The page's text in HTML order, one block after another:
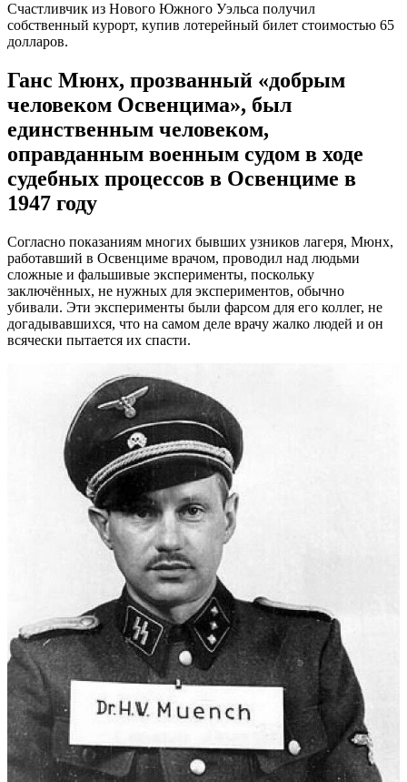
Счастливчик из Нового Южного Уэльса получил
собственный курорт, купив лотерейный билет стоимостью 65
долларов.
Ганс Мюнх, прозванный «добрым
человеком Освенцима», был
единственным человеком,
оправданным военным судом в ходе
судебных процессов в Освенциме в
1947 году
Согласно показаниям многих бывших узников лагеря, Мюнх,
работавший в Освенциме врачом, проводил над людьми
сложные и фальшивые эксперименты, поскольку
заключённых, не нужных для экспериментов, обычно
убивали. Эти эксперименты были фарсом для его коллег, не
догадывавшихся, что на самом деле врачу жалко людей и он
всячески пытается их спасти.